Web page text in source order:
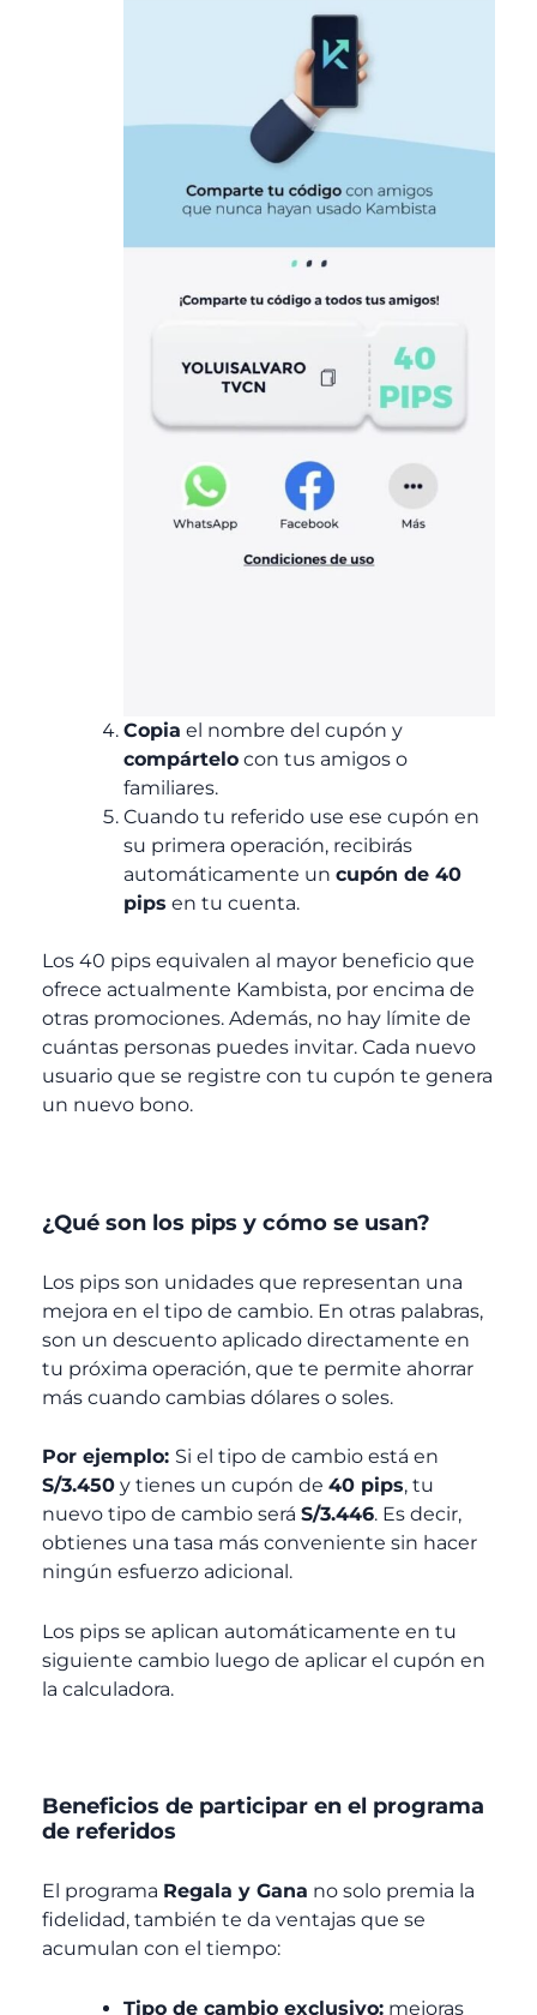
Copia el nombre del cupón y
compártelo con tus amigos o
familiares.
Cuando tu referido use ese cupón en
su primera operación, recibirás
automáticamente un cupón de 40
pips en tu cuenta.
Los 40 pips equivalen al mayor beneficio que
ofrece actualmente Kambista, por encima de
otras promociones. Además, no hay límite de
cuántas personas puedes invitar. Cada nuevo
usuario que se registre con tu cupón te genera
un nuevo bono.
¿Qué son los pips y cómo se usan?
Los pips son unidades que representan una
mejora en el tipo de cambio. En otras palabras,
son un descuento aplicado directamente en
tu próxima operación, que te permite ahorrar
más cuando cambias dólares o soles.
Por ejemplo: Si el tipo de cambio está en
S/3.450 y tienes un cupón de 40 pips, tu
nuevo tipo de cambio será S/3.446. Es decir,
obtienes una tasa más conveniente sin hacer
ningún esfuerzo adicional.
Los pips se aplican automáticamente en tu
siguiente cambio luego de aplicar el cupón en
la calculadora.
Beneficios de participar en el programa
de referidos
El programa Regala y Gana no solo premia la
fidelidad, también te da ventajas que se
acumulan con el tiempo:
Tipo de cambio exclusivo: mejoras